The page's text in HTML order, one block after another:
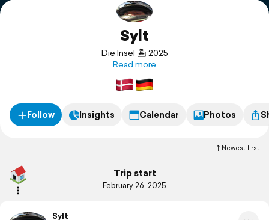
Sylt
Die Insel 🏝️ 2025
Read more
Follow Insights Calendar Photos
Newest first
Trip start
February 26, 2025
Sylt